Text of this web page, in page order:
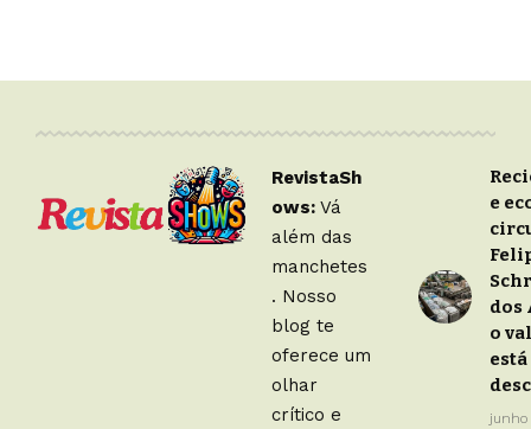
RevistaSh
ows:Vá
além das
manchetes
. Nosso
blog te
oferece um
olhar
crítico e
e
dos
o